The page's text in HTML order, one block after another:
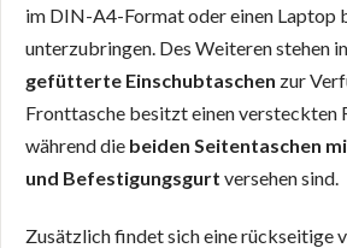
im DIN-A4-Format oder einen Laptop
unterzubringen. Des Weiteren stehen
gefütterte Einschubtaschen zur
Fronttasche besitzt einen versteckten
während die beiden Seitentaschen
und Befestigungsgurt versehen sind.
Zusätzlich findet sich eine rückseitige